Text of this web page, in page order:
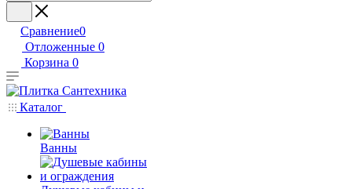
Сравнение0
Отложенные 0
Корзина 0
Каталог
Ванны